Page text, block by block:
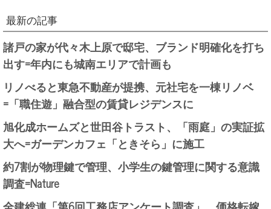
最新の記事
諸戸の家が代々木上原で邸宅、ブランド明確化を打ち
出す=年内にも城南エリアで計画も
リノべると東急不動産が提携、元社宅を一棟リノベ
=「職住遊」融合型の賃貸レジデンスに
旭化成ホームズと世田谷トラスト、「雨庭」の実証拡
大へ=ガーデンカフェ「ときそら」に施工
約7割が物理鍵で管理、小学生の鍵管理に関する意識
調査=Nature